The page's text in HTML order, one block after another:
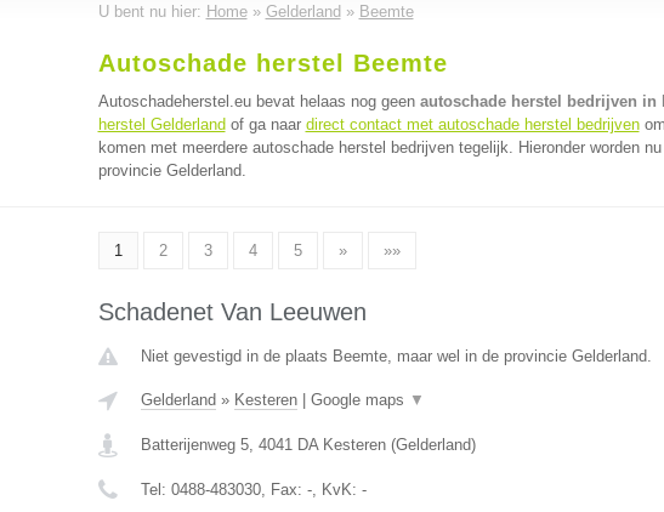
U bent nu hier: Home» Gelderland » Beemte
Autoschade herstel Beemte
Autoschadeherstel.eu bevat helaas nog geen autoschade herstel bedrijven in
herstel Gelderland of ga naar direct contact met autoschade herstel bedrijven
komen met meerdere autoschade herstel bedrijven tegelijk. Hieronder worden
provincie Gelderland.
1 2 3 4 5 » »»
Schadenet Van Leeuwen
Niet gevestigd in de plaats Beemte, maar wel in de provincie Gelderland.
Gelderland » Kesteren| Google maps ▼
Batterijenweg 5, 4041 DA Kesteren(Gelderland)
Tel: 0488-483030, Fax: -, KvK: -